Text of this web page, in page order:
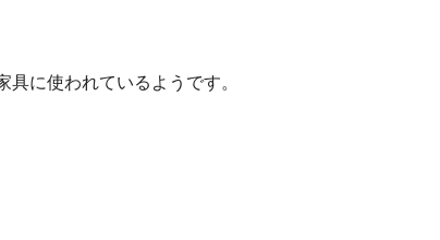
に使われているようです。